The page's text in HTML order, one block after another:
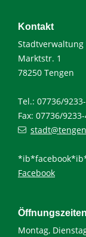
Kontakt
Stadtverwaltung
Marktstr. 1
78250 Tengen
Tel.: 07736/
Fax: 07736/
Facebook
Montag,